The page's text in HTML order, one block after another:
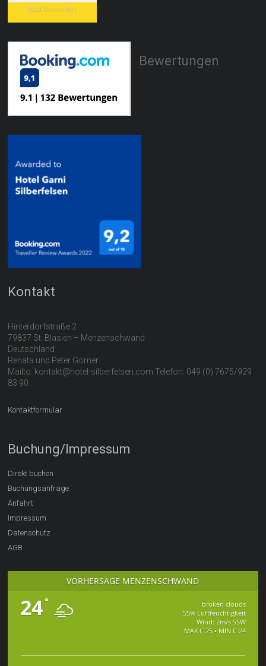
Jetzt bewerten
Bewertungen
Kontakt
Hinterdorfstraße 2
79837 St. Blasien – Menzenschwand
Deutschland
Renata und Peter Görner
Mailto: kontakt@hotel-silberfelsen.com Telefon: 049 (0) 7675/929
83 90
Kontaktformular
Buchung/Impressum
Direkt buchen
Buchungsanfrage
Anfahrt
Impressum
Datenschutz
AGB
VORHERSAGE MENZENSCHWAND
24°
broken clouds
55% Luftfeuchtigkeit
Wind: 2m/s SSW
MAX C 25 • MIN C 24